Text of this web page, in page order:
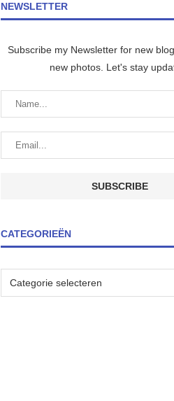
NEWSLETTER
Subscribe my Newsletter for new
new photos. Let's stay
CATEGORIEËN